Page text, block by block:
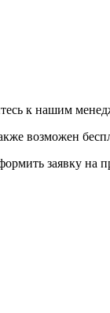
к нашим
возможен
заявку на